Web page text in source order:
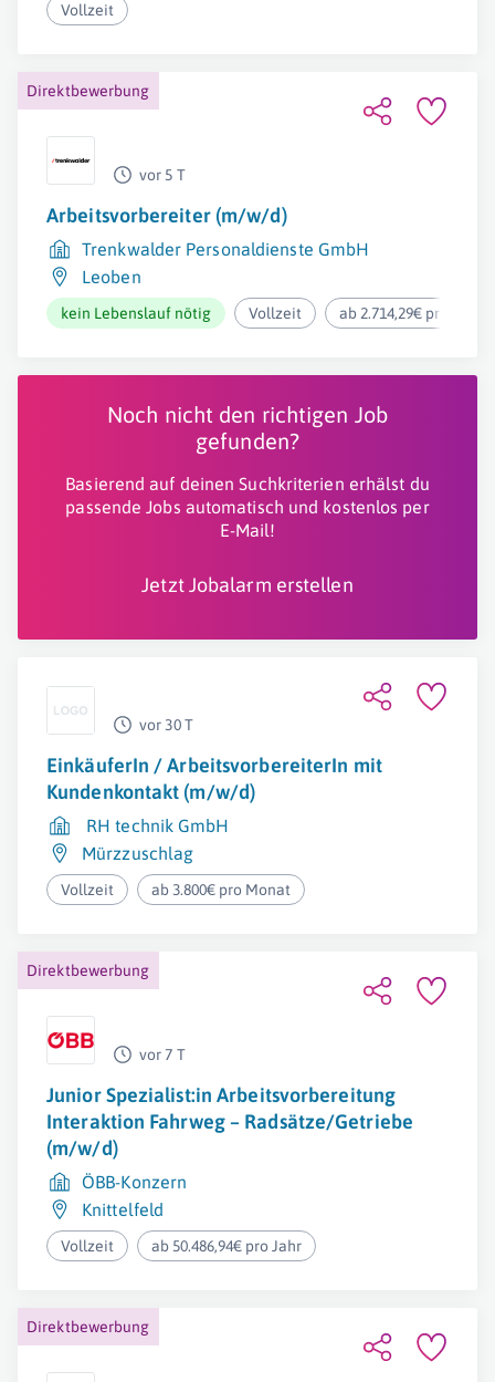
Vollzeit
Direktbewerbung
vor 5 T
Arbeitsvorbereiter (m/w/d)
Trenkwalder Personaldienste GmbH
Leoben
kein Lebenslauf nötig Vollzeit ab 2.714,29€ pro
Noch nicht den richtigen Job
gefunden?
Basierend auf deinen Suchkriterien erhälst du
passende Jobs automatisch und kostenlos per
E-Mail!
Jetzt Jobalarm erstellen
vor 30 T
EinkäuferIn / ArbeitsvorbereiterIn mit
Kundenkontakt (m/w/d)
RH technik GmbH
Mürzzuschlag
Vollzeit ab 3.800€ pro Monat
Direktbewerbung
vor 7 T
Junior Spezialist:in Arbeitsvorbereitung
Interaktion Fahrweg – Radsätze/Getriebe
(m/w/d)
ÖBB-Konzern
Knittelfeld
Vollzeit ab 50.486,94€ pro Jahr
Direktbewerbung